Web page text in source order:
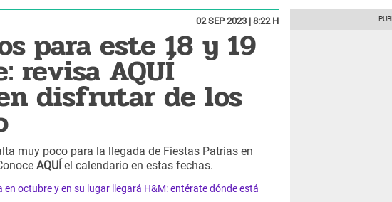
02 SEP 2023 | 8:22 H
para este 18 y 19
revisa AQUÍ
disfrutar de los
muy poco para la llegada de Fiestas Patrias en
AQUÍ el calendario en estas fechas.
octubre y en su lugar llegará H&M: entérate dónde está